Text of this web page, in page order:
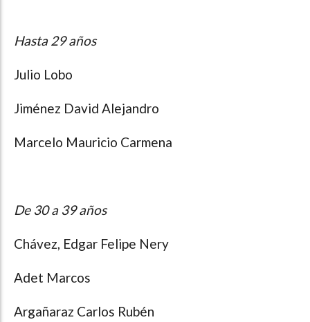
Hasta 29 años
Julio Lobo
Jiménez David Alejandro
Marcelo Mauricio Carmena
De 30 a 39 años
Chávez, Edgar Felipe Nery
Adet Marcos
Argañaraz Carlos Rubén